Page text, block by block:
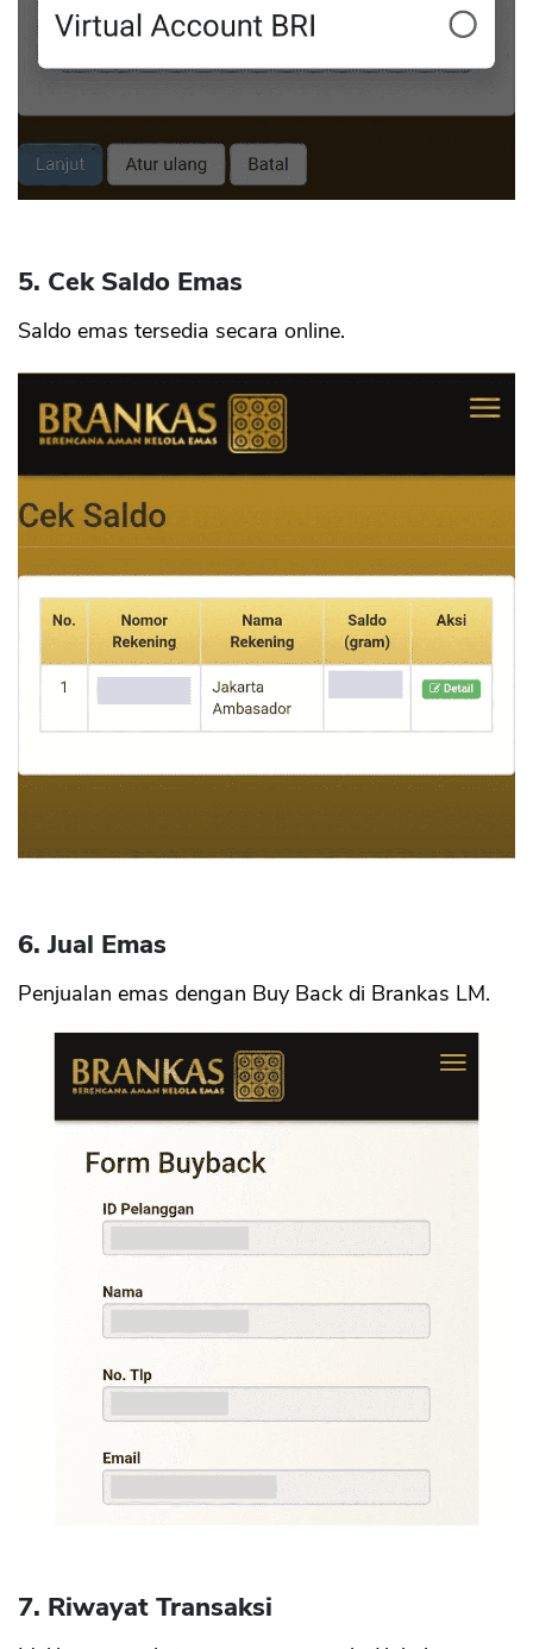
5. Cek Saldo Emas
Saldo emas tersedia secara online.
6. Jual Emas
Penjualan emas dengan Buy Back di Brankas LM.
7. Riwayat Transaksi